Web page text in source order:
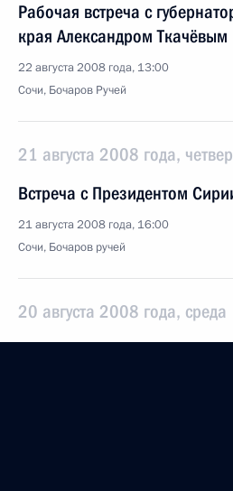
Рабочая встреча с
края Александром Ткачёвым
22 августа 2008 года, 13:00
Сочи, Бочаров Ручей
21 августа 2008 года,
Встреча с Президентом
21 августа 2008 года, 16:00
Сочи, Бочаров ручей
20 августа 2008 года, среда